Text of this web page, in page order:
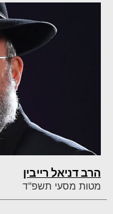
הרב דניאל רייבין
מטות מסעי תשפ"ד